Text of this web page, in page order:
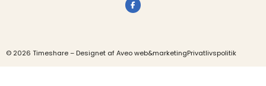
© 2026 Timeshare – Designet afAveo web&marketingPrivatlivspolitik